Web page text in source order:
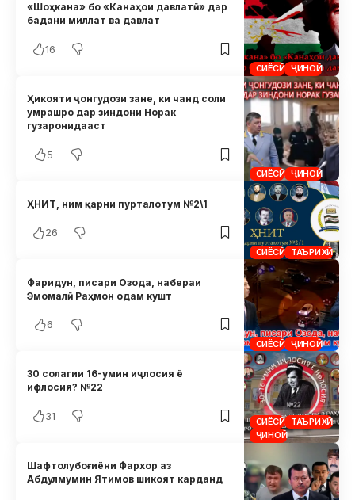
СИЁСӢ ҶИНОӢ
«Шоҳкана» бо «Канаҳои давлатӣ» дар
бадани миллат ва давлат
16
СИЁСӢ ҶИНОӢ
Ҳикояти ҷонгудози зане, ки чанд соли
умрашро дар зиндони Норак
гузаронидааст
5
СИЁСӢ ТАЪРИХӢ
ҲНИТ, ним қарни пурталотум №2\1
26
СИЁСӢ ҶИНОӢ
Фаридун, писари Озода, набераи
Эмомалӣ Раҳмон одам кушт
6
СИЁСӢ
ТАЪРИХӢ
ҶИНОӢ
30 солагии 16-умин иҷлосия ё
ифлосия? №22
31
Шафтолубоғиёни Фархор аз
Абдулмумин Ятимов шикоят карданд